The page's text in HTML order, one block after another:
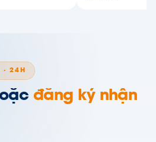
· 24H
đăng ký nhận